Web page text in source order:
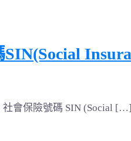
社會保險號碼 SIN (Social […]